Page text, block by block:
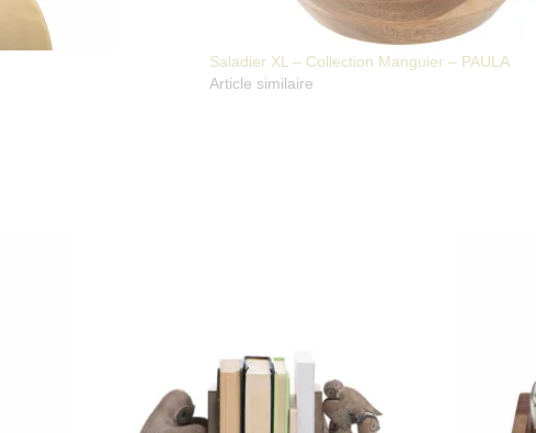
Saladier XL – Collection Manguier – PAULA
Article similaire